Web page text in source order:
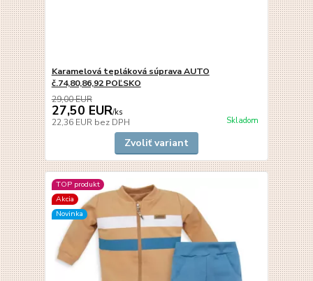
Karamelová tepláková súprava AUTO
č.74,80,86,92 POĽSKO
29,00 EUR
27,50 EUR/ks
22,36 EUR bez DPH Skladom
Zvoliť variant
TOP produkt
Akcia
Novinka